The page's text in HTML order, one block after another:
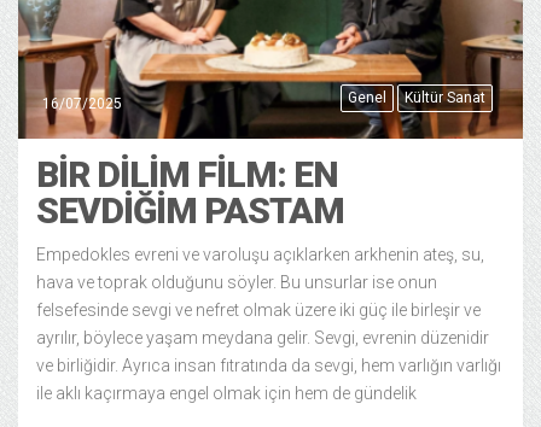
Genel Kültür Sanat
16/07/2025
BIR DILIM FILM: EN
SEVDIĞIM PASTAM
Empedokles evreni ve varoluşu açıklarken arkhenin ateş, su,
hava ve toprak olduğunu söyler. Bu unsurlar ise onun
felsefesinde sevgi ve nefret olmak üzere iki güç ile birleşir ve
ayrılır, böylece yaşam meydana gelir. Sevgi, evrenin düzenidir
ve birliğidir. Ayrıca insan fıtratında da sevgi, hem varlığın varlığı
ile aklı kaçırmaya engel olmak için hem de gündelik